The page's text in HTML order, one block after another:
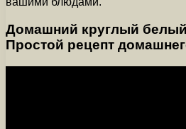
Домашний круглый
Простой рецепт